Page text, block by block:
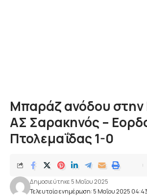
Μπαράζ ανόδου στην
ΑΣ Σαρακηνός –
Πτολεμαΐδας 1-0
Τελευταία ενημέρωση: 5 Μαΐου 2025 04:43
Δημοσιεύτηκε 5 Μαΐου 2025